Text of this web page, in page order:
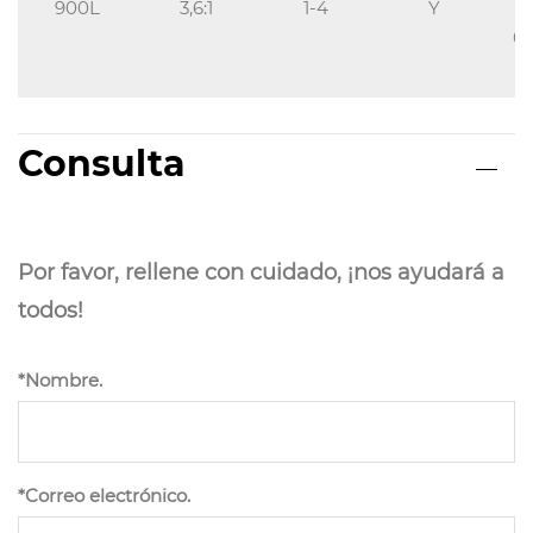
900L 3,6:1 1-4 Y
Consulta
Por favor, rellene con cuidado, ¡nos ayudará a
todos!
*Nombre.
*Correo electrónico.